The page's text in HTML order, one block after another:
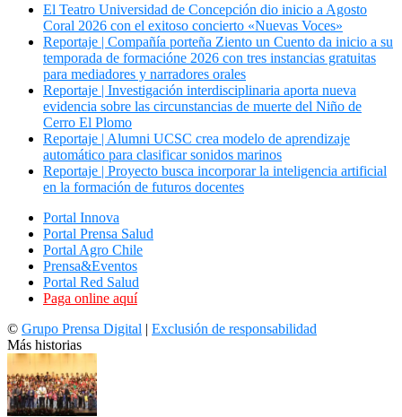
El Teatro Universidad de Concepción dio inicio a Agosto
Coral 2026 con el exitoso concierto «Nuevas Voces»
Reportaje | Compañía porteña Ziento un Cuento da inicio a su
temporada de formacióne 2026 con tres instancias gratuitas
para mediadores y narradores orales
Reportaje | Investigación interdisciplinaria aporta nueva
evidencia sobre las circunstancias de muerte del Niño de
Cerro El Plomo
Reportaje | Alumni UCSC crea modelo de aprendizaje
automático para clasificar sonidos marinos
Reportaje | Proyecto busca incorporar la inteligencia artificial
en la formación de futuros docentes
Portal Innova
Portal Prensa Salud
Portal Agro Chile
Prensa&Eventos
Portal Red Salud
Paga online aquí
© Grupo Prensa Digital | Exclusión de responsabilidad
Más historias